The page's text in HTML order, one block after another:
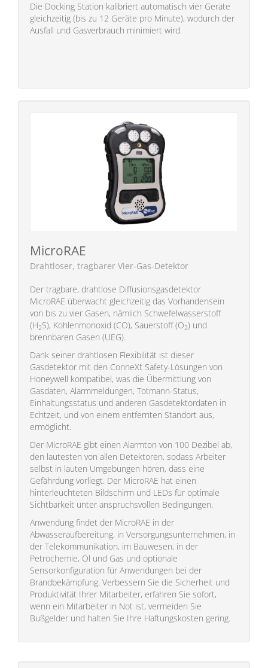
Die Docking Station kalibriert automatisch vier Geräte
gleichzeitig (bis zu 12 Geräte pro Minute), wodurch der
Ausfall und Gasverbrauch minimiert wird.
MicroRAE
Drahtloser, tragbarer Vier-Gas-Detektor
Der tragbare, drahtlose Diffusionsgasdetektor
MicroRAE überwacht gleichzeitig das Vorhandensein
von bis zu vier Gasen, nämlich Schwefelwasserstoff
(H2S), Kohlenmonoxid (CO), Sauerstoff (O2) und
brennbaren Gasen (UEG).
Dank seiner drahtlosen Flexibilität ist dieser
Gasdetektor mit den ConneXt Safety-Lösungen von
Honeywell kompatibel, was die Übermittlung von
Gasdaten, Alarmmeldungen, Totmann-Status,
Einhaltungsstatus und anderen Gasdetektordaten in
Echtzeit, und von einem entfernten Standort aus,
ermöglicht.
Der MicroRAE gibt einen Alarmton von 100 Dezibel ab,
den lautesten von allen Detektoren, sodass Arbeiter
selbst in lauten Umgebungen hören, dass eine
Gefährdung vorliegt. Der MicroRAE hat einen
hinterleuchteten Bildschirm und LEDs für optimale
Sichtbarkeit unter anspruchsvollen Bedingungen.
Anwendung findet der MicroRAE in der
Abwasseraufbereitung, in Versorgungsunternehmen, in
der Telekommunikation, im Bauwesen, in der
Petrochemie, Öl und Gas und optionale
Sensorkonfiguration für Anwendungen bei der
Brandbekämpfung. Verbessern Sie die Sicherheit und
Produktivität Ihrer Mitarbeiter, erfahren Sie sofort,
wenn ein Mitarbeiter in Not ist, vermeiden Sie
Bußgelder und halten Sie Ihre Haftungskosten gering.